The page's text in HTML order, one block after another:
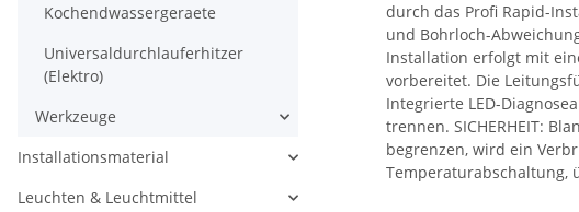
durch das Profi Rapid-
und Bohrloch-
Installation erfolgt mit
vorbereitet. Die
Integrierte LED-
trennen. SICHERHEIT:
begrenzen, wird ein
Temperaturabschaltung,
Kochendwassergeraete
Universaldurchlauferhitzer
(Elektro)
Werkzeuge
Installationsmaterial
Leuchten & Leuchtmittel